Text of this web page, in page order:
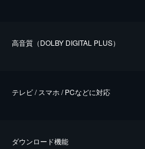
⾼⾳質（DOLBY DIGITAL PLUS）
テレビ / スマホ / PCなどに対応
ダウンロード機能